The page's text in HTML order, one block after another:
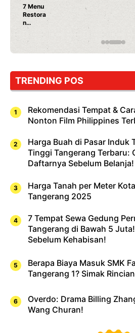
7 Menu
Restora
n
Jepang
yang
Dicoba,
Cuma
Sushi!
TRENDING POS
Rekomendasi Tempat &
Nonton Film Philippines
Harga Buah di Pasar Induk
Tinggi Tangerang Terbaru:
Daftarnya Sebelum Belanja!
Harga Tanah per Meter Kota
Tangerang 2025
7 Tempat Sewa Gedung
Tangerang di Bawah 5
Sebelum Kehabisan!
Berapa Biaya Masuk SMK
Tangerang 1? Simak
Overdo: Drama Billing
Wang Churan!